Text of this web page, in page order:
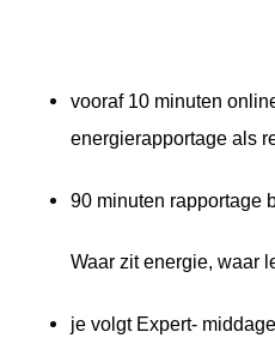
vooraf 10 minuten
energierapportage als
90 minuten rapportage
Waar zit energie, waar
je volgt Expert-